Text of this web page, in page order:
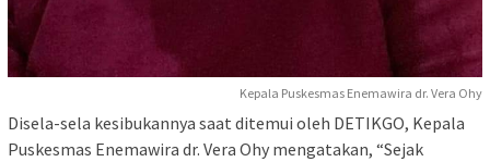
Kepala Puskesmas Enemawira dr. Vera Ohy
Disela-sela kesibukannya saat ditemui oleh DETIKGO, Kepala
Puskesmas Enemawira dr. Vera Ohy mengatakan, “Sejak